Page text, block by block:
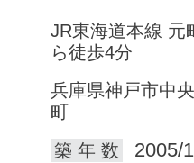
JR東海道本線 元
ら徒歩4分
兵庫県神戸市中
町
築 年 数
2005/